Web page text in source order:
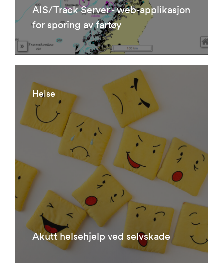
AIS/Track Server - web-applikasjon
for sporing av fartøy
Helse
Akutt helsehjelp ved selvskade